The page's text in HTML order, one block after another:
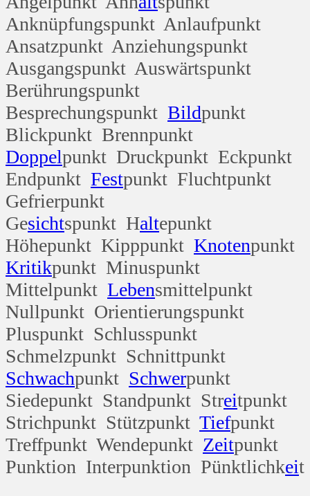
Anknüpfungspunkt Anlaufpunkt
Ansatzpunkt Anziehungspunkt
Ausgangspunkt Auswärtspunkt
Berührungspunkt
Besprechungspunkt Bildpunkt
Blickpunkt Brennpunkt
Doppelpunkt Druckpunkt Eckpunkt
Endpunkt Festpunkt Fluchtpunkt
Gefrierpunkt
Gesichtspunkt Haltepunkt
Höhepunkt Kipppunkt Knotenpunkt
Kritikpunkt Minuspunkt
Mittelpunkt Lebensmittelpunkt
Nullpunkt Orientierungspunkt
Pluspunkt Schlusspunkt
Schmelzpunkt Schnittpunkt
Schwachpunkt Schwerpunkt
Siedepunkt Standpunkt Streitpunkt
Strichpunkt Stützpunkt Tiefpunkt
Treffpunkt Wendepunkt Zeitpunkt
Punktion Interpunktion Pünktlichkeit